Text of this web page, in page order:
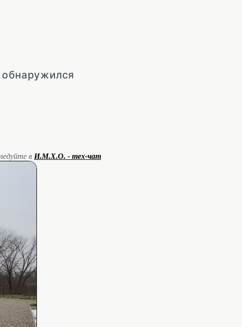
в И.М.Х.О. - тех-чат